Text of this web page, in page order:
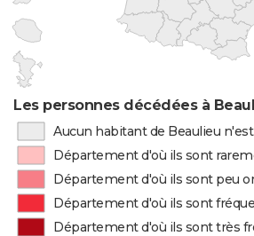
Les personnes décédées à
Aucun habitant de Beaulieu
Département d'où ils sont
Département d'où ils sont peu
Département d'où ils sont
Département d'où ils sont très